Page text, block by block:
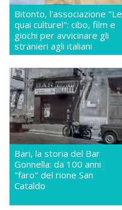
Bitonto, l'associazione "Le
quai culturel": cibo, film e
giochi per avvicinare gli
stranieri agli italiani
Bari, la storia del Bar
Gonnella: da 100 anni
"faro" del rione San
Cataldo